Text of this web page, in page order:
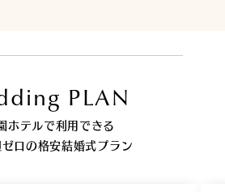
PLAN
ホテルで利用できる
ロの格安結婚式プラン